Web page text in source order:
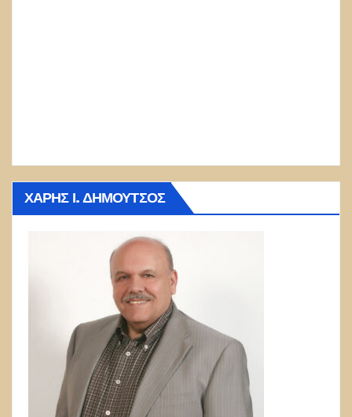
ΧΆΡΗΣ Ι. ΔΗΜΟΎΤΣΟΣ